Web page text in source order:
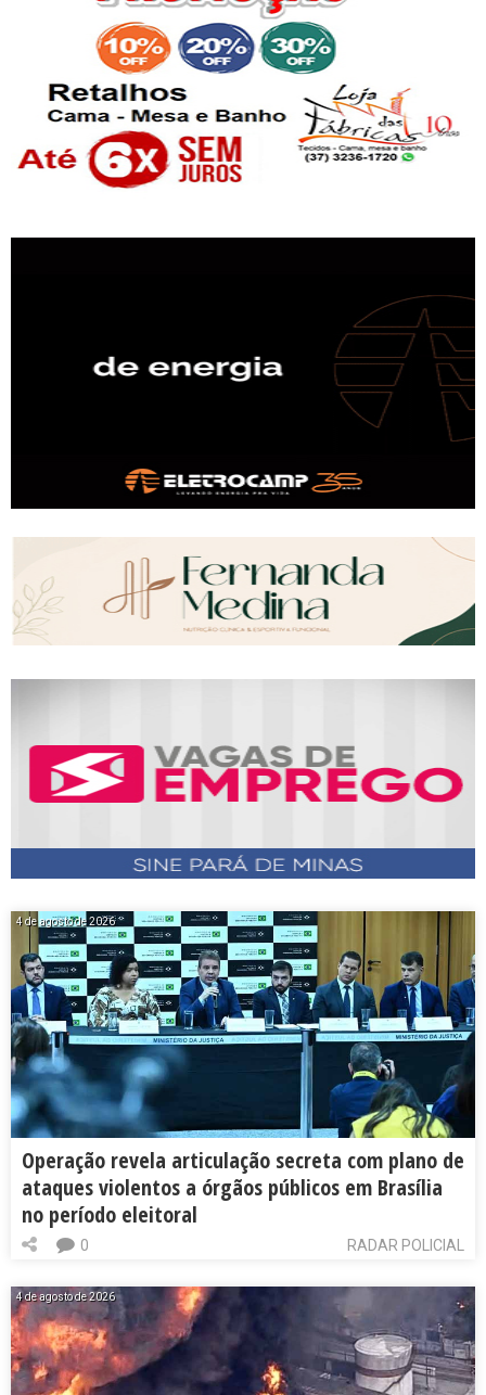
4 de agosto de 2026
Operação revela articulação secreta com plano de
ataques violentos a órgãos públicos em Brasília
no período eleitoral
RADAR POLICIAL
0
4 de agosto de 2026